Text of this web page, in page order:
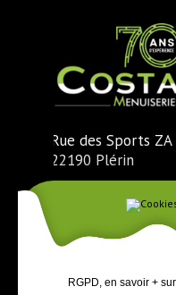
Rue des Sports ZA
22190 Plérin
Tél. : 02 96 74 54
Fax : 02 96 74 73 25
Mail :
RGPD, en savoir +